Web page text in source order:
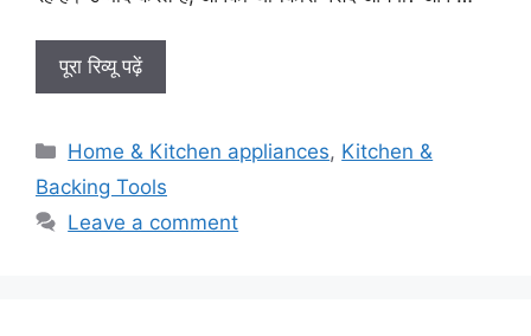
पूरा रिव्यू पढ़ें
Categories
Home & Kitchen appliances, Kitchen &
Backing Tools
Leave a comment